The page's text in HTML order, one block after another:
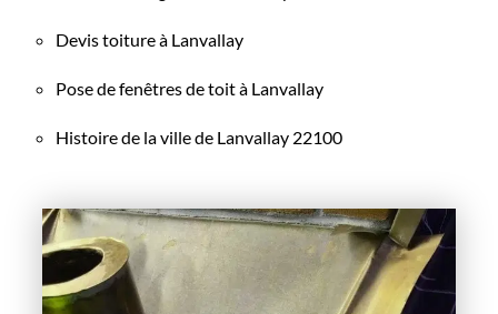
Devis toiture à Lanvallay
Pose de fenêtres de toit à Lanvallay
Histoire de la ville de Lanvallay 22100